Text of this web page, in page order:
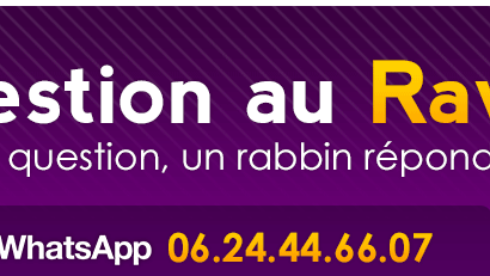
viennent de faire un don pour 5 jours de vacances aux Orphelins
viennent de nous rejoindre sur WhatsApp
viennent de demander une bénédiction
49 places pour étudier en groupe sur Zoom
musiques dans Torah-Box Music
viennent de demander une bénédiction